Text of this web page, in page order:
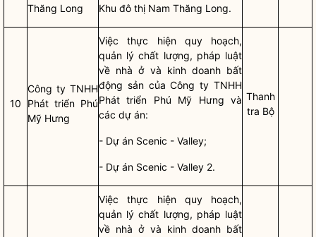
Thăng Long
Khu đô thị Nam Thăng Long.
10
Công ty TNHH
Phát triển Phú
Mỹ Hưng
Việc thực hiện quy hoạch,
quản lý chất lượng, pháp luật
về nhà ở và kinh doanh bất
động sản của Công ty TNHH
Phát triển Phú Mỹ Hưng và
các dự án:
- Dự án Scenic - Valley;
- Dự án Scenic - Valley 2.
Thanh
tra Bộ
Việc thực hiện quy hoạch,
quản lý chất lượng, pháp luật
về nhà ở và kinh doanh bất